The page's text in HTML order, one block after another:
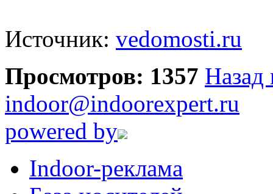
Источник: vedomosti.ru
Просмотров: 1357 Назад
indoor@indoorexpert.ru
powered by
Indoor-реклама